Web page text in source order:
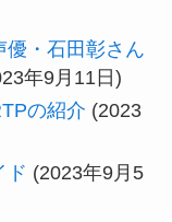
優・石田彰さん
年9月11日)
の紹介 (2023
ド (2023年9月5